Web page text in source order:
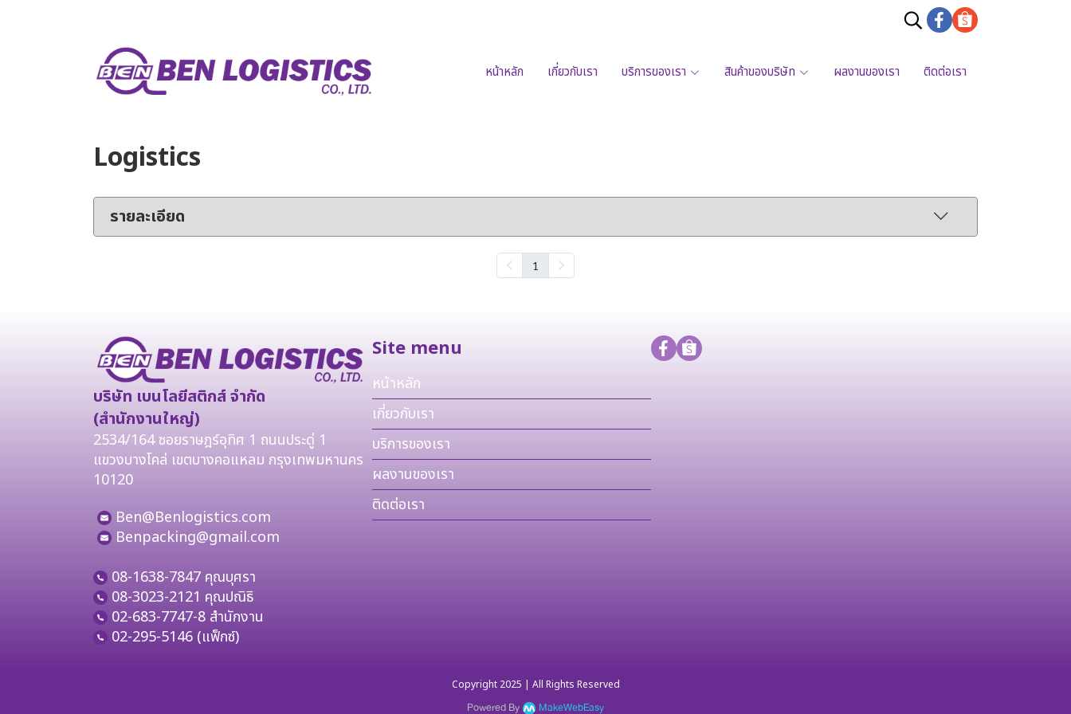
หน้าหลัก เกี่ยวกับเรา บริการของเรา สินค้าของบริษัท ผลงานของเรา ติดต่อเรา
Logistics
รายละเอียด
1
บริษัท เบนโลยีสติกส์ จำกัด
(สำนักงานใหญ่)
2534/164 ซอยราษฎร์อุทิศ 1 ถนนประดู่ 1
แขวงบางโคล่ เขตบางคอแหลม กรุงเทพมหานคร
10120
Ben@Benlogistics.com
Benpacking@gmail.com
08-1638-7847 คุณบุศรา
08-3023-2121 คุณปณิธิ
02-683-7747-8 สำนักงาน
02-295-5146 (แฟ็กซ์)
Site menu
หน้าหลัก
เกี่ยวกับเรา
บริการของเรา
ผลงานของเรา
ติดต่อเรา
Copyright 2025 | All Rights Reserved
Powered By MakeWebEasy